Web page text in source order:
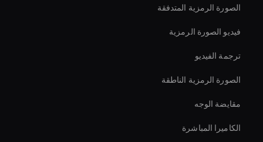
الصورة الرمزية المتدفقة
فيديو الصورة الرمزية
ترجمة الفيديو
الصورة الرمزية الناطقة
مقايضة الوجه
الكاميرا المباشرة